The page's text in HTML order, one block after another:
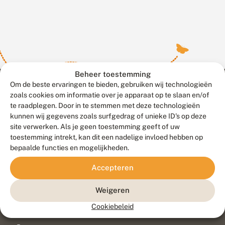
Beheer toestemming
Om de beste ervaringen te bieden, gebruiken wij technologieën
zoals cookies om informatie over je apparaat op te slaan en/of
te raadplegen. Door in te stemmen met deze technologieën
kunnen wij gegevens zoals surfgedrag of unieke ID's op deze
site verwerken. Als je geen toestemming geeft of uw
toestemming intrekt, kan dit een nadelige invloed hebben op
bepaalde functies en mogelijkheden.
Accepteren
Weigeren
Cookiebeleid
Contact
Veelgestelde vragen
Doneer
Meld waarnemingen© 2026 Vlinderstichting
Duurzaam ontwikkeld door
Go2People
, ontworpen door
Blue Field Agency
Privacy
Disclaimer
Sitemap